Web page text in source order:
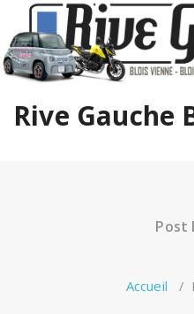
contenu
Rive Gauche
Post
Accueil /